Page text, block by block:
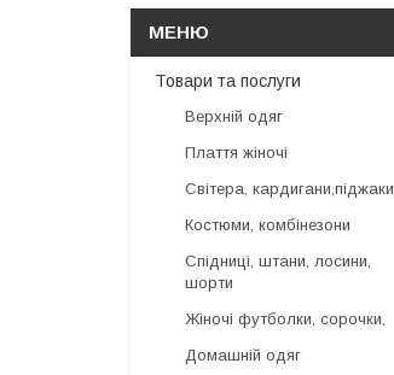
Товари та послуги
Верхній одяг
Плаття жіночі
Світера, кардигани,піджаки
Костюми, комбінезони
Спідниці, штани, лосини,
шорти
Жіночі футболки, сорочки,
Домашній одяг